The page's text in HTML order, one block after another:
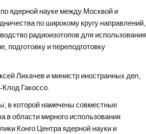
ядерной науке между Москвой и
по широкому кругу направлений,
радиоизотопов для использования
подготовку и переподготовку
Лихачев и министр иностранных дел,
Гакоссо.
в которой намечены совместные
в области мирного использования
Конго Центра ядерной науки и